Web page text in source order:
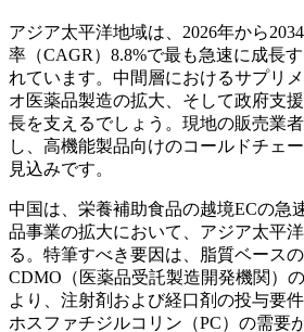
アジア太平洋地域は、2026年から
率（CAGR）8.8%で最も急速に成長
れています。中間層におけるサプリ
オ医薬品製造の拡大、そして政府支
長を支えるでしょう。現地の販売業
し、高機能製品向けのコールドチェ
見込みです。
中国は、栄養補助食品の越境ECの急
品事業の拡大において、アジア太平
る。特筆すべき要因は、脂質ベース
CDMO（医薬品受託製造開発機関）
より、注射剤および経口剤の投与要
ホスファチジルコリン（PC）の需要